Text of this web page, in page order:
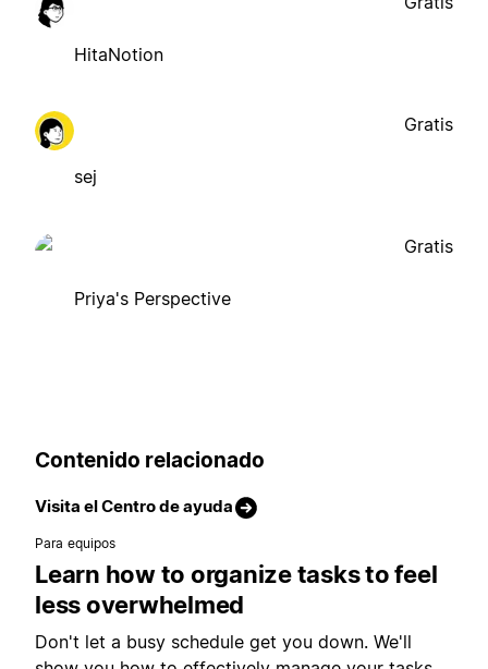
HitaNotion
sej
Gratis
Priya's Perspective
Gratis
Contenido relacionado
Visita el Centro de ayuda
Para equipos
Learn how to organize tasks to feel
less overwhelmed
Don't let a busy schedule get you down. We'll